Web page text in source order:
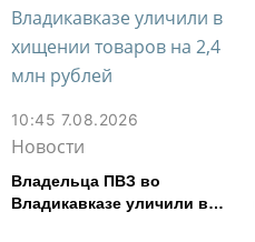
10:45 7.08.2026
Новости
Владельца ПВЗ во
Владикавказе уличили в